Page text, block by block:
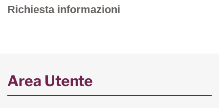
Richiesta informazioni
Area Utente